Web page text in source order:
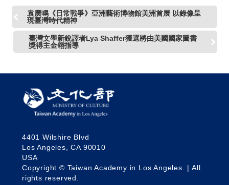
袁廣鳴《日常戰爭》亞洲藝術博物館美洲首展 以錄像呈
現臺灣時代精神
臺灣文學新銳譯者Lya Shaffer獲選將由美國國家圖書
獎得主金翎指導
4401 Wilshire Blvd
Los Angeles, CA 90010
USA
Copyright © Taiwan Academy in Los Angeles. | All
rights reserved.